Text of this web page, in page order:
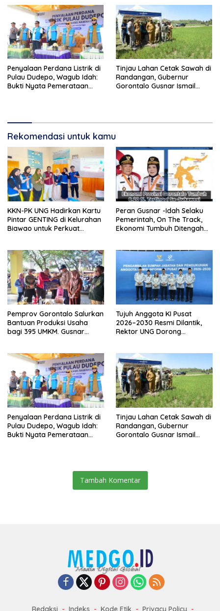
Bukan Konsumsi
Penyalaan Perdana Listrik di
Pulau Dudepo, Wagub Idah:
Bukti Nyata Pemerataan
Tinjau Lahan Cetak Sawah di
Randangan, Gubernur
Gorontalo Gusnar Ismail
Rekomendasi untuk kamu
KKN-PK UNG Hadirkan Kartu
Pintar GENTING di Kelurahan
Biawao untuk Perkuat
Peran Gusnar -Idah Selaku
Pemerintah, On The Track,
Ekonomi Tumbuh Ditengah
Pemprov Gorontalo Salurkan
Bantuan Produksi Usaha
bagi 395 UMKM. Gusnar
Bukan Konsumsi
Tujuh Anggota KI Pusat
2026–2030 Resmi Dilantik,
Rektor UNG Dorong
Penyalaan Perdana Listrik di
Pulau Dudepo, Wagub Idah:
Bukti Nyata Pemerataan
Tinjau Lahan Cetak Sawah di
Randangan, Gubernur
Gorontalo Gusnar Ismail
Tambah Komentar
Redaksi Indeks Kode Etik Privacy Policy